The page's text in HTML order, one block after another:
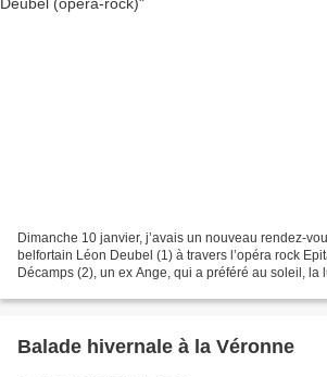
Dimanche 10 janvier, j’avais un nouveau rendez-
belfortain Léon Deubel (1) à travers l’opéra rock
Décamps (2), un ex Ange, qui a préféré au soleil, la
Balade hivernale à la Véronne